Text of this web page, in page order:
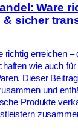
Ware
& sicher
richtig erreichen –
wie auch für
Dieser
und
Produkte